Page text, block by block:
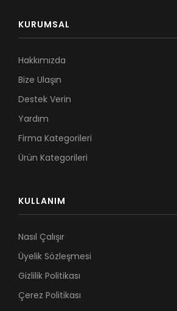
KURUMSAL
Hakkımızda
Bize Ulaşın
Destek Verin
Yardım
Firma Kategorileri
Ürün Kategorileri
KULLANIM
Nasıl Çalışır
Üyelik Sözleşmesi
Gizlilik Politikası
Çerez Politikası